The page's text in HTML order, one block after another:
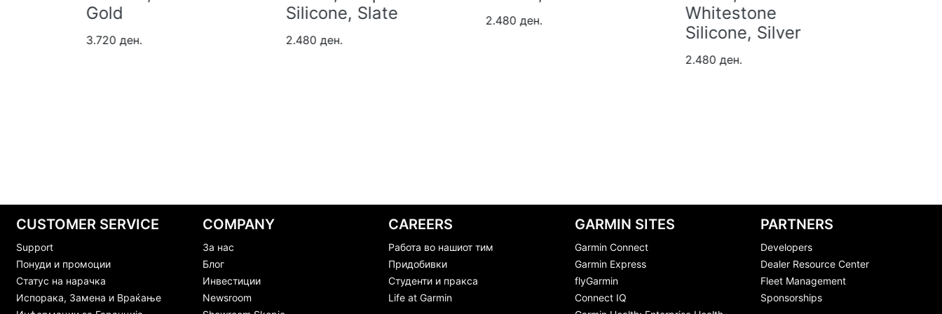
Silicone, Slate
2.480 ден.
2.480 ден.
Whitestone
Silicone, Silver
Gold (L)
3.720 ден.
CUSTOMER SERVICE
Support
Понуди и промоции
Статус на нарачка
Испорака, Замена и Враќање
COMPANY
За нас
Блог
Инвестиции
Newsroom
CAREERS
Работа во нашиот тим
Придобивки
Студенти и пракса
Life at Garmin
GARMIN SITES
Garmin Connect
Garmin Express
flyGarmin
Connect IQ
PARTNERS
Developers
Dealer Resource Center
Fleet Management
Sponsorships